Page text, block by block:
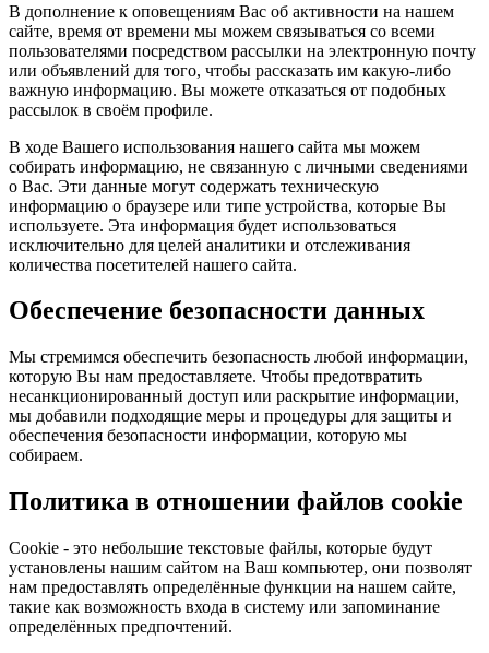
В дополнение к оповещениям Вас об активности на нашем
сайте, время от времени мы можем связываться со всеми
пользователями посредством рассылки на электронную почту
или объявлений для того, чтобы рассказать им какую-либо
важную информацию. Вы можете отказаться от подобных
рассылок в своём профиле.
В ходе Вашего использования нашего сайта мы можем
собирать информацию, не связанную с личными сведениями
о Вас. Эти данные могут содержать техническую
информацию о браузере или типе устройства, которые Вы
используете. Эта информация будет использоваться
исключительно для целей аналитики и отслеживания
количества посетителей нашего сайта.
Обеспечение безопасности данных
Мы стремимся обеспечить безопасность любой информации,
которую Вы нам предоставляете. Чтобы предотвратить
несанкционированный доступ или раскрытие информации,
мы добавили подходящие меры и процедуры для защиты и
обеспечения безопасности информации, которую мы
собираем.
Политика в отношении файлов cookie
Cookie - это небольшие текстовые файлы, которые будут
установлены нашим сайтом на Ваш компьютер, они позволят
нам предоставлять определённые функции на нашем сайте,
такие как возможность входа в систему или запоминание
определённых предпочтений.